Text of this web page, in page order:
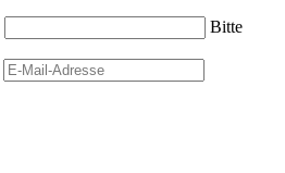
Bitte